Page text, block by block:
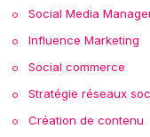
Social Media
Influence Marketing
Social commerce
Stratégie réseaux
Création de contenu